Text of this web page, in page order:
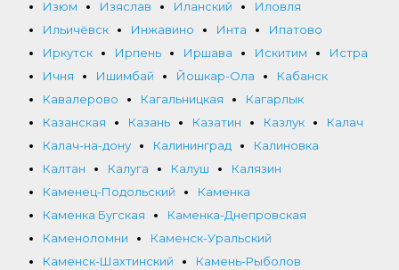
Изюм Изяслав Иланский
Иловля
Ильичёвск
Инжавино Инта
Ипатово
Иркутск
Ирпень Иршава Искитим
Истра
Ичня
Ишимбай Йошкар-Ола
Кабанск
Кавалерово
Кагальницкая
Кагарлык
Казанская
Казань Казатин Казлук
Калач
Калач-на-дону
Калининград
Калиновка
Калтан
Калуга Калуш
Калязин
Каменец-Подольский
Каменка
Каменка Бугская
Каменка-Днепровская
Каменоломни
Каменск-Уральский
Каменск-Шахтинский
Камень-Рыболов